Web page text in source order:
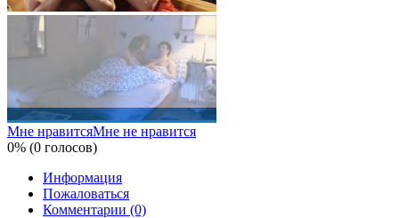
Мне нравитсяМне не нравится
0% (0 голосов)
Информация
Пожаловаться
Комментарии (0)